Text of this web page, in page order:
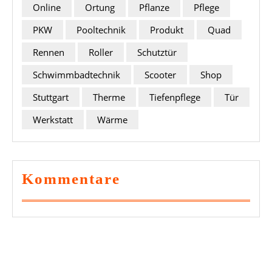
Online
Ortung Pflanze
Pflege
PKW
Pooltechnik Produkt
Quad
Rennen
Roller
Schutztür
Schwimmbadtechnik
Scooter
Shop
Stuttgart
Therme Tiefenpflege
Tür
Werkstatt
Wärme
Kommentare